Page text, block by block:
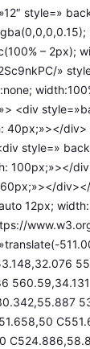
style=»
– 2px);
»
<div
40px;»></div>
style=»
100px;»></
12px;
560.59,34.131